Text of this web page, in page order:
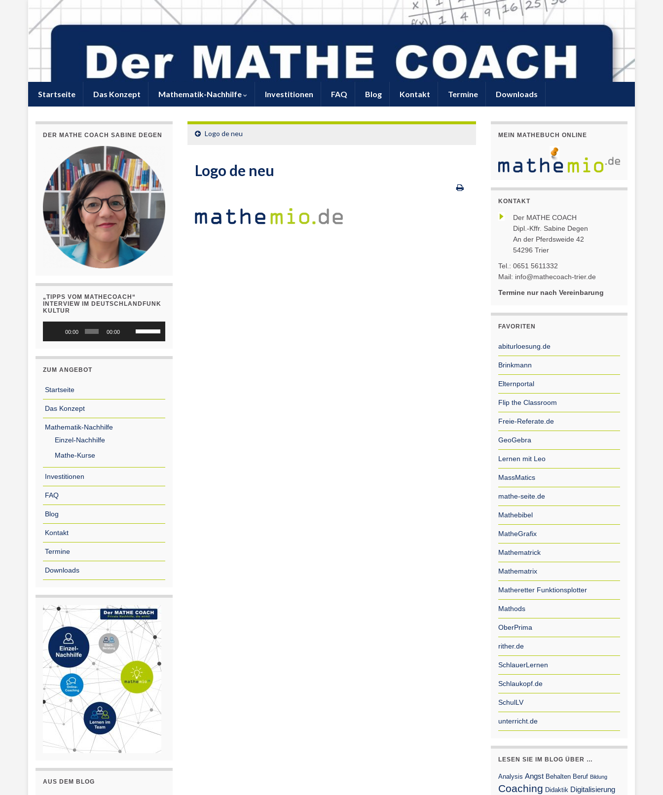
Startseite Das Konzept Mathematik-Nachhilfe Investitionen FAQ Blog Kontakt Termine Downloads
Logo de neu
Logo de neu
DER MATHE COACH SABINE DEGEN
„TIPPS VOM MATHECOACH“
INTERVIEW IM DEUTSCHLANDFUNK
KULTUR
00:00 00:00
zu
ZUM ANGEBOT
Startseite
Das Konzept
Mathematik-Nachhilfe
Einzel-Nachhilfe
Mathe-Kurse
Investitionen
FAQ
Blog
Kontakt
Termine
Downloads
AUS DEM BLOG
MEIN MATHEBUCH ONLINE
KONTAKT
Der MATHE COACH
Dipl.-Kffr. Sabine Degen
An der Pferdsweide 42
54296 Trier
Tel.: 0651 5611332
Mail: info@mathecoach-trier.de
Termine nur nach Vereinbarung
FAVORITEN
abiturloesung.de
Brinkmann
Elternportal
Flip the Classroom
Freie-Referate.de
GeoGebra
Lernen mit Leo
MassMatics
mathe-seite.de
Mathebibel
MatheGrafix
Mathematrick
Mathematrix
Matheretter Funktionsplotter
Mathods
OberPrima
rither.de
SchlauerLernen
Schlaukopf.de
SchulLV
unterricht.de
LESEN SIE IM BLOG ÜBER …
Analysis Angst Behalten Beruf Bildung
Coaching Didaktik Digitalisierung